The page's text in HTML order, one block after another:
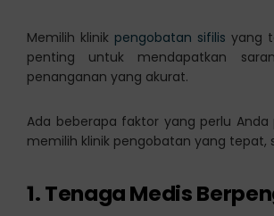
Memilih klinik pengobatan sifilis yang
penting untuk mendapatkan
penanganan yang akurat.
Ada beberapa faktor yang perlu
memilih klinik pengobatan yang tepat,
1. Tenaga Medis